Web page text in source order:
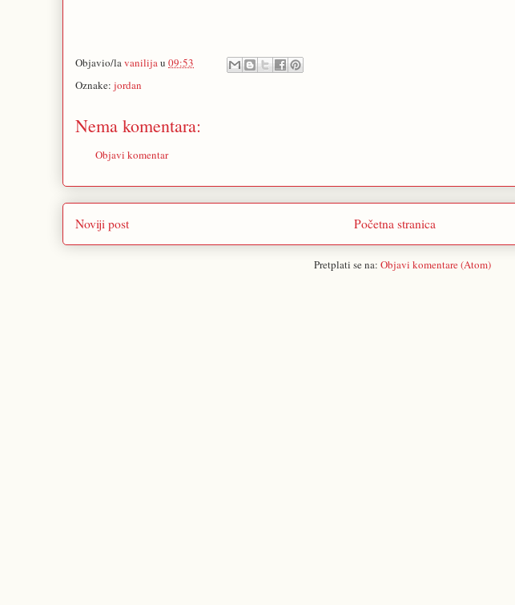
Objavio/lavanilijau 09:53
Oznake: jordan
Nema komentara:
Objavi komentar
Noviji post Početna stranica
Pretplati se na: Objavi komentare (Atom)